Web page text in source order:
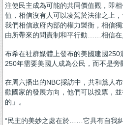
注使民主成為可能的共同價值觀，即
值，相信沒有人可以凌駕於法律之上
我們相信政府內部的權力製衡，相信
由所帶來的問責制和平行動……相信在
布希在社群媒體上發布的美國建國250
250年需要美國人成為公民，而不是旁
在周六播出的NBC採訪中，共和黨人
歡國家的發展方向，他們可以投票，
的」。
“民主的美妙之處在於……它具有自我